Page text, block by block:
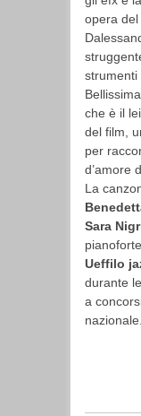
opera
strumenti
che è il
del film,
per
d’amore
La
Sara
Ueffilo
durante
a
nazionale.